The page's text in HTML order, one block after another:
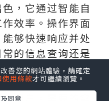
，它通过智能自
效率。操作界面
够快速响应并处
的信息查询还是
完美胜任，为我
和帮助。真心推
善您的網站體驗，請確定
用條款才可繼續瀏覽。
同意